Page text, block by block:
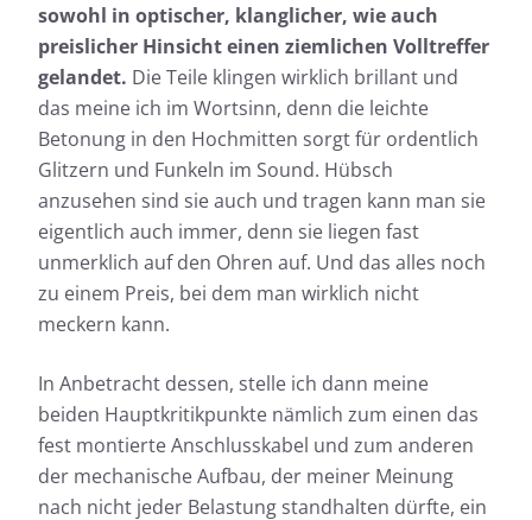
sowohl in optischer, klanglicher, wie auch
preislicher Hinsicht einen ziemlichen Volltreffer
gelandet. Die Teile klingen wirklich brillant und
das meine ich im Wortsinn, denn die leichte
Betonung in den Hochmitten sorgt für ordentlich
Glitzern und Funkeln im Sound. Hübsch
anzusehen sind sie auch und tragen kann man sie
eigentlich auch immer, denn sie liegen fast
unmerklich auf den Ohren auf. Und das alles noch
zu einem Preis, bei dem man wirklich nicht
meckern kann.
In Anbetracht dessen, stelle ich dann meine
beiden Hauptkritikpunkte nämlich zum einen das
fest montierte Anschlusskabel und zum anderen
der mechanische Aufbau, der meiner Meinung
nach nicht jeder Belastung standhalten dürfte, ein